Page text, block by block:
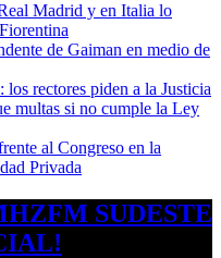
Madrid y en Italia lo
de Gaiman en medio de
rectores piden a la Justicia
multas si no cumple la Ley
al Congreso en la
Privada
FM SUDESTE